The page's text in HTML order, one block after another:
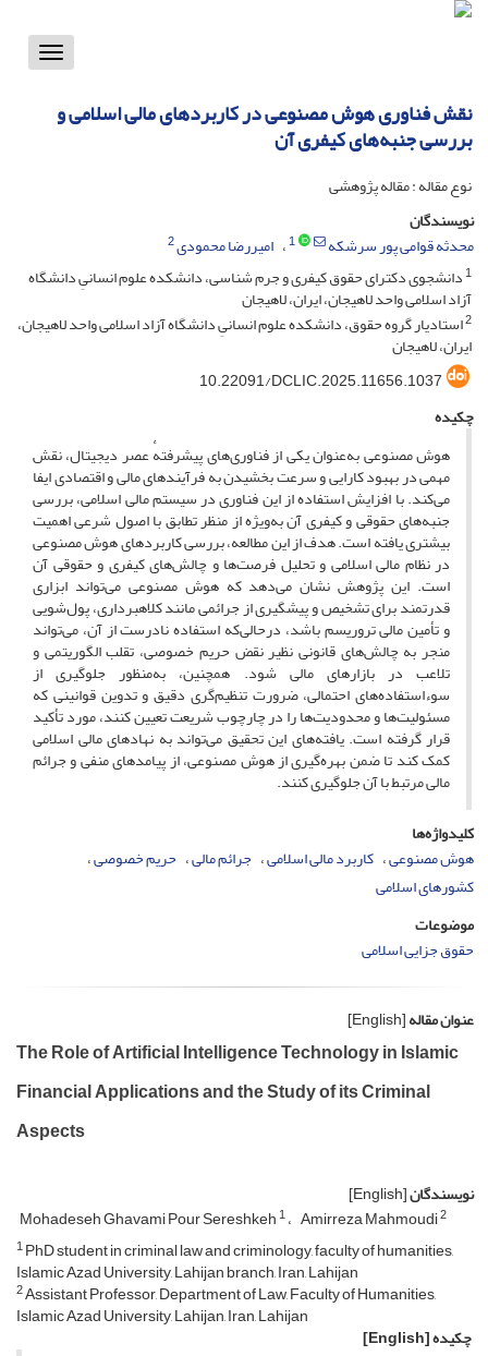
Toggle
نقش فناوری هوش مصنوعی در کاربردهای مالی اسلامی و
بررسی جنبه‌های کیفری آن
نوع مقاله : مقاله پژوهشی
نویسندگان
محدثه قوامی پور سرشکه
1 امیررضا محمودی2
1دانشجوی دکترای حقوق کیفری و جرم شناسی، دانشکده علوم انسانیِ دانشگاه
آزاد اسلامی واحد لاهیجان، ایران، لاهیجان
2استادیار گروه حقوق، دانشکده علوم انسانیِ دانشگاه آزاد اسلامی واحد لاهیجان،
ایران، لاهیجان
10.22091/DCLIC.2025.11656.1037
چکیده
هوش مصنوعی به‌عنوان یکی از فناوری‌های پیشرفتهٔ عصر دیجیتال، نقش
مهمی در بهبود کارایی و سرعت بخشیدن به فرآیندهای مالی و اقتصادی ایفا
می‌کند. با افزایش استفاده از این فناوری در سیستم مالی اسلامی، بررسی
جنبه‌های حقوقی و کیفری آن به‌ویژه از منظر تطابق با اصول شرعی اهمیت
بیشتری یافته است. هدف از این مطالعه، بررسی کاربردهای هوش مصنوعی
در نظام مالی اسلامی و تحلیل فرصت‌ها و چالش‌های کیفری و حقوقی آن
است. این پژوهش نشان می‌دهد که هوش مصنوعی می‌تواند ابزاری
قدرتمند برای تشخیص و پیشگیری از جرائمی مانند کلاهبرداری، پول‌شویی
و تأمین مالی تروریسم باشد، درحالی‌که استفاده نادرست از آن، می‌تواند
منجر به چالش‌های قانونی نظیر نقض حریم خصوصی، تقلب الگوریتمی و
تلاعب در بازارهای مالی شود. همچنین، به‌منظور جلوگیری از
سوءاستفاده‌های احتمالی، ضرورت تنظیم‌گری دقیق و تدوین قوانینی که
مسئولیت‌ها و محدودیت‌ها را در چارچوب شریعت تعیین کنند، مورد تأکید
قرار گرفته است. یافته‌های این تحقیق می‌تواند به نهادهای مالی اسلامی
کمک کند تا ضمن بهره‌گیری از هوش مصنوعی، از پیامدهای منفی و جرائم
مالی مرتبط با آن جلوگیری کنند.
کلیدواژه‌ها
هوش مصنوعی کاربرد مالی اسلامی جرائم مالی حریم خصوصی
کشورهای اسلامی
موضوعات
حقوق جزایی اسلامی
عنوان مقاله[English]
The Role of Artificial Intelligence Technology in Islamic
Financial Applications and the Study of its Criminal
Aspects
نویسندگان[English]
Mohadeseh Ghavami Pour Sereshkeh1 Amirreza Mahmoudi2
1PhD student in criminal law and criminology, faculty of humanities,
Islamic Azad University, Lahijan branch, Iran, Lahijan
2Assistant Professor, Department of Law, Faculty of Humanities,
Islamic Azad University, Lahijan, Iran, Lahijan
چکیده[English]